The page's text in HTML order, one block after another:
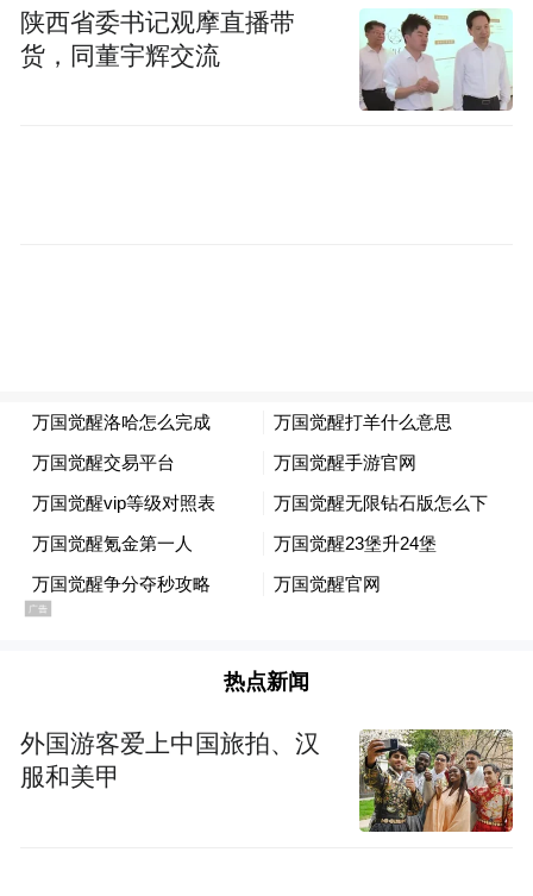
公布了《2026“澄才·山海汇”品牌总体方
案》。方案系统阐释了品牌的建设逻辑与行
动框架，旨在通过贯穿全年的主题活动，构
在“归澄出海”主题演讲环节，四位来自产业
一线的实践者分享了前沿洞察与实战经验。
中阿国际产业园投资部总经理剖析了中东市
陕西省委书记观摩直播带
货，同董宇辉交流
热点新闻
外国游客爱上中国旅拍、汉
服和美甲